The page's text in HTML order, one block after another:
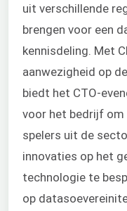
uit verschillende
brengen voor een
kennisdeling. Met
aanwezigheid op
biedt het CTO-
voor het bedrijf
spelers uit de
innovaties op het
technologie te
op